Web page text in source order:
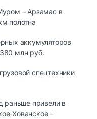
– Арзамас в
полотна
аккумуляторов
млн руб.
спецтехники
раньше привели в
Хованское –